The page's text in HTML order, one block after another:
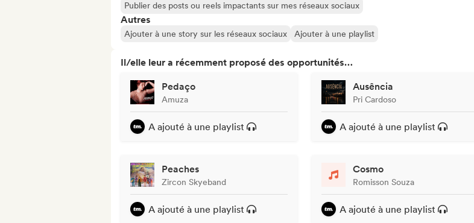
Publier des posts ou reels impactants sur mes réseaux sociaux
Autres
Ajouter à une story sur les réseaux sociaux Ajouter à une playlist
Il/elle leur a récemment proposé des opportunités…
Pedaço
Amuza
A ajouté à une playlist
Ausência
Pri Cardoso
A ajouté à une playlist
Peaches
Zircon Skyeband
A ajouté à une playlist
Cosmo
Romisson Souza
A ajouté à une playlist